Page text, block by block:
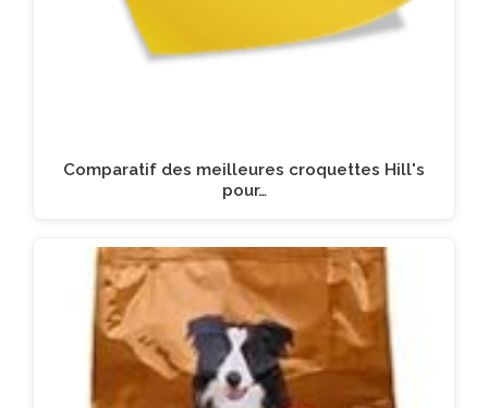
Comparatif des meilleures croquettes Hill's
pour…